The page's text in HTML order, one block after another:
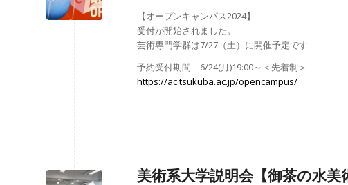
【オープンキャンパス2024】
受付が開始されました。
芸術専門学群は7/27（土）に開催予定です
予約受付期間 6/24(月)19:00～＜先着制＞
https://ac.tsukuba.ac.jp/opencampus/
美術系大学説明会【御茶の水